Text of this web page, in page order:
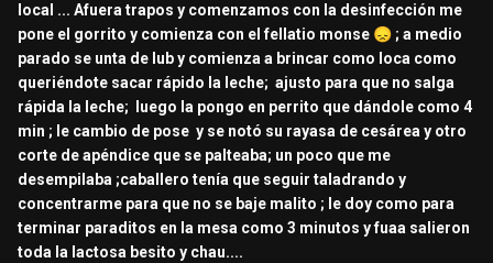
local ... Afuera trapos y comenzamos con la desinfección me
pone el gorrito y comienza con el fellatio monse 😞 ; a medio
parado se unta de lub y comienza a brincar como loca como
queriéndote sacar rápido la leche; ajusto para que no salga
rápida la leche; luego la pongo en perrito que dándole como 4
min ; le cambio de pose y se notó su rayasa de cesárea y otro
corte de apéndice que se palteaba; un poco que me
desempilaba ;caballero tenía que seguir taladrando y
concentrarme para que no se baje malito ; le doy como para
terminar paraditos en la mesa como 3 minutos y fuaa salieron
toda la lactosa besito y chau....